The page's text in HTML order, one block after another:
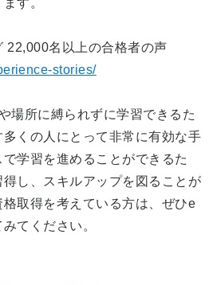
す。
22,000名以上の合格者の声
stories/
場所に縛られずに学習できるた
くの人にとって非常に有効な手
学習を進めることができるた
し、スキルアップを図ることが
取得を考えている方は、ぜひe
てください。